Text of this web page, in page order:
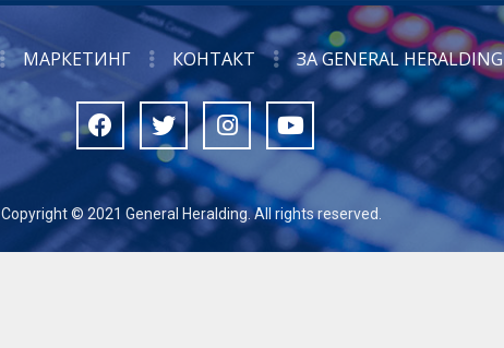
МАРКЕТИНГ КОНТАКТ ЗА GENERAL HERALDING
Copyright © 2021 General Heralding. All rights reserved.